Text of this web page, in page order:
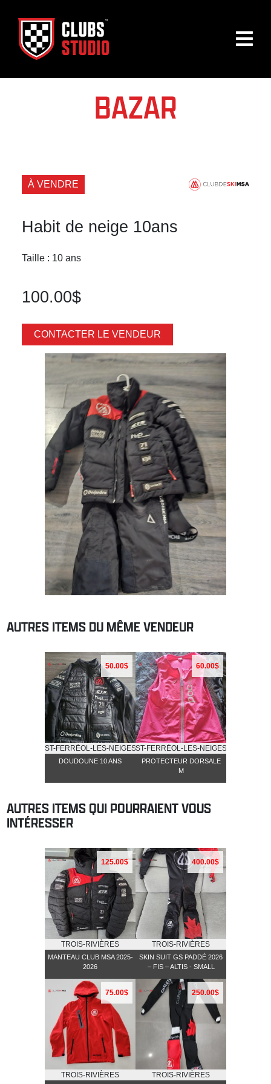
BAZAR
À VENDRE
Habit de neige 10ans
Taille : 10 ans
100.00$
CONTACTER LE VENDEUR
AUTRES ITEMS DU MÊME VENDEUR
50.00$
ST-FERRĖOL-LES-NEIGES
DOUDOUNE 10 ANS
60.00$
ST-FERRĖOL-LES-NEIGES
PROTECTEUR DORSALE
M
AUTRES ITEMS QUI POURRAIENT VOUS
INTÉRESSER
125.00$
TROIS-RIVIÈRES
MANTEAU CLUB MSA 2025-
2026
400.00$
TROIS-RIVIÈRES
SKIN SUIT GS PADDÉ 2026
– FIS – ALTIS - SMALL
75.00$
TROIS-RIVIÈRES
250.00$
TROIS-RIVIÈRES